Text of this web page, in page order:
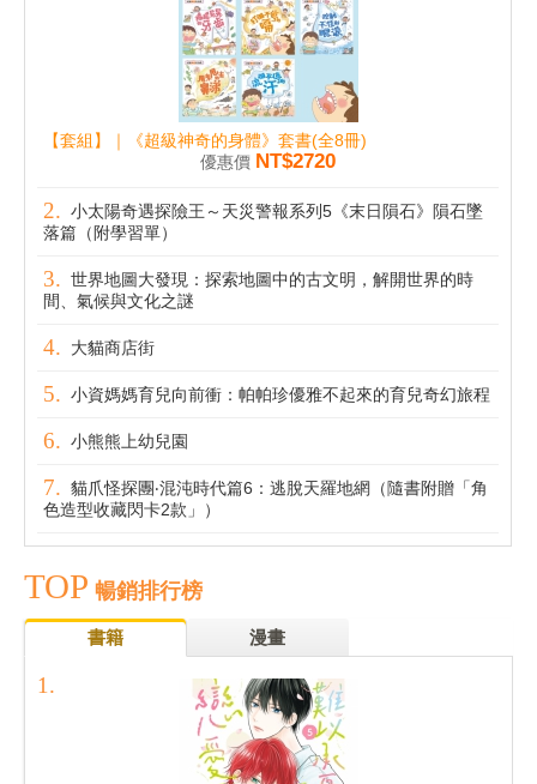
【套組】｜《超級神奇的身體》套書(全8冊)
優惠價 NT$2720
小太陽奇遇探險王～天災警報系列5《末日隕石》隕石墜
落篇（附學習單）
世界地圖大發現：探索地圖中的古文明，解開世界的時
間、氣候與文化之謎
大貓商店街
小資媽媽育兒向前衝：帕帕珍優雅不起來的育兒奇幻旅程
小熊熊上幼兒園
貓爪怪探團‧混沌時代篇6：逃脫天羅地網（隨書附贈「角
色造型收藏閃卡2款」）
TOP 暢銷排行榜
書籍 漫畫